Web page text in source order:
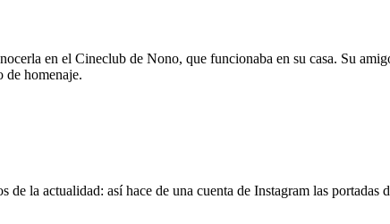
en el Cineclub de Nono, que funcionaba en su casa. Su
de homenaje.
la actualidad: así hace de una cuenta de Instagram las